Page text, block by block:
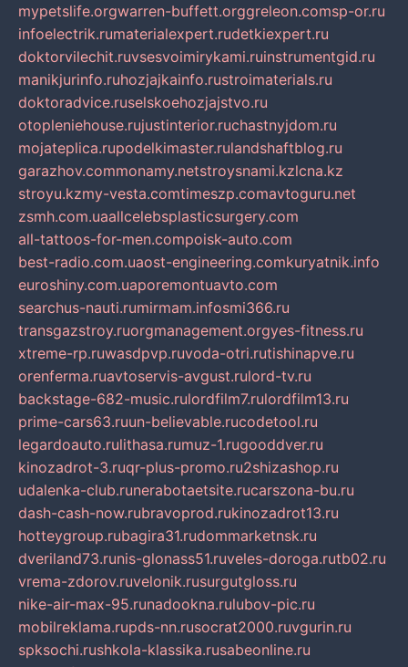
mypetslife.orgwarren-buffett.orggreleon.comsp-or.ru
infoelectrik.rumaterialexpert.rudetkiexpert.ru
doktorvilechit.ruvsesvoimirykami.ruinstrumentgid.ru
manikjurinfo.ruhozjajkainfo.rustroimaterials.ru
doktoradvice.ruselskoehozjajstvo.ru
otopleniehouse.rujustinterior.ruchastnyjdom.ru
mojateplica.rupodelkimaster.rulandshaftblog.ru
garazhov.commonamy.netstroysnami.kzlcna.kz
stroyu.kzmy-vesta.comtimeszp.comavtoguru.net
zsmh.com.uaallcelebsplasticsurgery.com
all-tattoos-for-men.compoisk-auto.com
best-radio.com.uaost-engineering.comkuryatnik.info
euroshiny.com.uaporemontuavto.com
searchus-nauti.rumirmam.infosmi366.ru
transgazstroy.ruorgmanagement.orgyes-fitness.ru
xtreme-rp.ruwasdpvp.ruvoda-otri.rutishinapve.ru
orenferma.ruavtoservis-avgust.rulord-tv.ru
backstage-682-music.rulordfilm7.rulordfilm13.ru
prime-cars63.ruun-believable.rucodetool.ru
legardoauto.rulithasa.rumuz-1.rugooddver.ru
kinozadrot-3.ruqr-plus-promo.ru2shizashop.ru
udalenka-club.runerabotaetsite.rucarszona-bu.ru
dash-cash-now.rubravoprod.rukinozadrot13.ru
hotteygroup.rubagira31.rudommarketnsk.ru
dveriland73.runis-glonass51.ruveles-doroga.rutb02.ru
vrema-zdorov.ruvelonik.rusurgutgloss.ru
nike-air-max-95.runadookna.rulubov-pic.ru
mobilreklama.rupds-nn.rusocrat2000.ruvgurin.ru
spksochi.rushkola-klassika.rusabeonline.ru